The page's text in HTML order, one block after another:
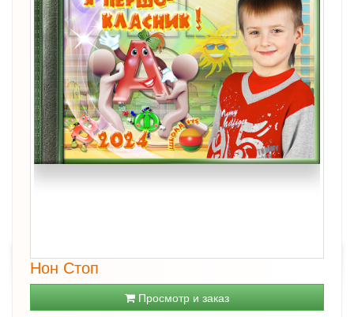
Нон Стоп
Просмотр и заказ